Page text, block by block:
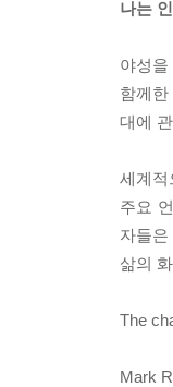
나는
야성
함께
대에
세계적
주요
자들
삶의
The
Mark